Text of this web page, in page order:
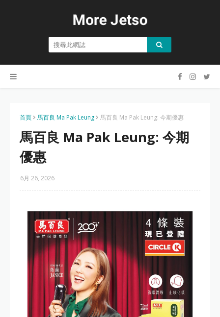
首頁 馬百良 Ma Pak Leung 馬百良 Ma Pak Leung: 今期優惠
馬百良 Ma Pak Leung: 今期
優惠
6月 26, 2026